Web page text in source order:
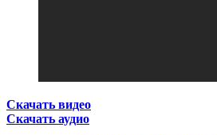
Скачать видео
Скачать аудио